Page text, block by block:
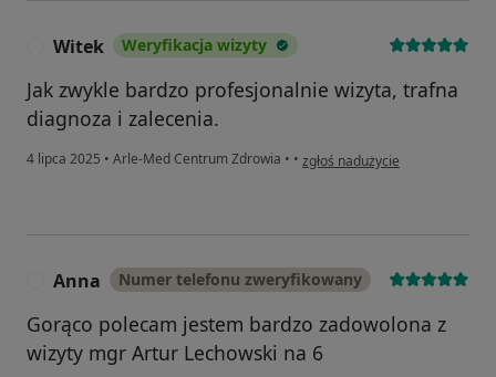
Witek Weryfikacja wizyty
Jak zwykle bardzo profesjonalnie wizyta, trafna
diagnoza i zalecenia.
4 lipca 2025 • Arle-Med Centrum Zdrowia • • w opinii użytkownika Witek
zgłoś nadużycie
Anna Numer telefonu zweryfikowany
Gorąco polecam jestem bardzo zadowolona z
wizyty mgr Artur Lechowski na 6